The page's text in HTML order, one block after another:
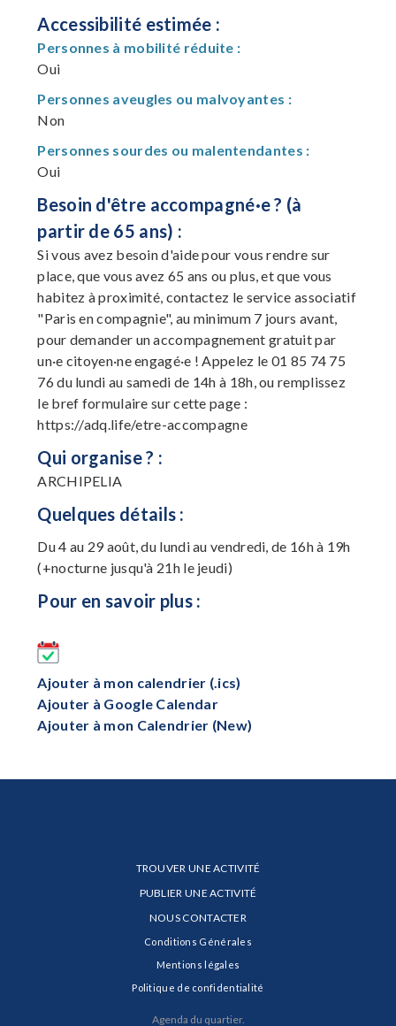
Accessibilité estimée :
Personnes à mobilité réduite :
Oui
Personnes aveugles ou malvoyantes :
Non
Personnes sourdes ou malentendantes :
Oui
Besoin d'être accompagné·e ? (à
partir de 65 ans) :
Si vous avez besoin d'aide pour vous rendre sur
place, que vous avez 65 ans ou plus, et que vous
habitez à proximité, contactez le service associatif
"Paris en compagnie", au minimum 7 jours avant,
pour demander un accompagnement gratuit par
un·e citoyen·ne engagé·e ! Appelez le 01 85 74 75
76 du lundi au samedi de 14h à 18h, ou remplissez
le bref formulaire sur cette page :
https://adq.life/etre-accompagne
Qui organise ? :
ARCHIPELIA
Quelques détails :
Du 4 au 29 août, du lundi au vendredi, de 16h à 19h
(+nocturne jusqu'à 21h le jeudi)
Pour en savoir plus :
Ajouter à mon calendrier (.ics)
Ajouter à Google Calendar
Ajouter à mon Calendrier (New)
TROUVER UNE ACTIVITÉ
PUBLIER UNE ACTIVITÉ
NOUS CONTACTER
Conditions Générales
Mentions légales
Politique de confidentialité
Agenda du quartier.